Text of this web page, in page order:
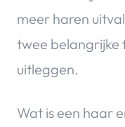
meer haren
twee belangrijke
uitleggen.
Wat is een haar